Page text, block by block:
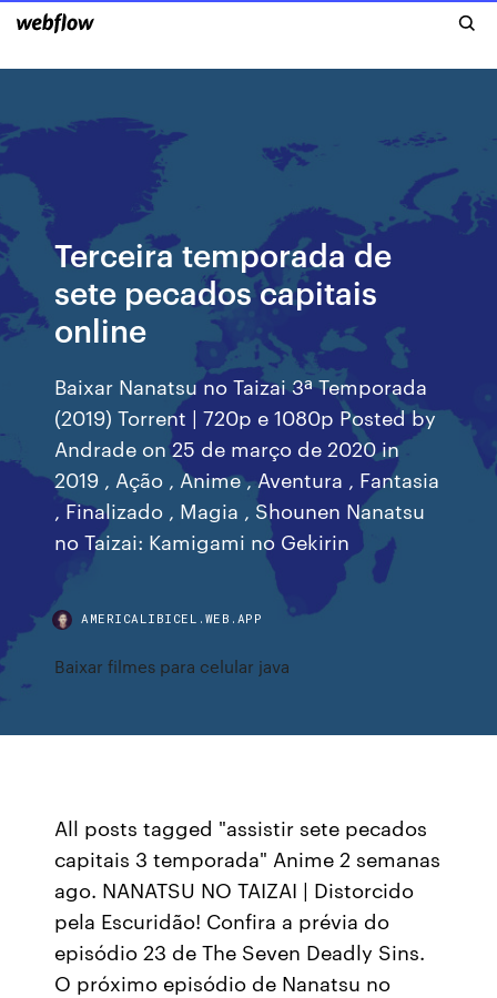
Terceira temporada de
sete pecados capitais
online
Baixar Nanatsu no Taizai 3ª Temporada
(2019) Torrent | 720p e 1080p Posted by
Andrade on 25 de março de 2020 in
2019 , Ação , Anime , Aventura , Fantasia
, Finalizado , Magia , Shounen Nanatsu
no Taizai: Kamigami no Gekirin
AMERICALIBICEL.WEB.APP
Baixar filmes para celular java
All posts tagged "assistir sete pecados
capitais 3 temporada" Anime 2 semanas
ago. NANATSU NO TAIZAI | Distorcido
pela Escuridão! Confira a prévia do
episódio 23 de The Seven Deadly Sins.
O próximo episódio de Nanatsu no